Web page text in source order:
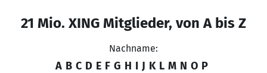
21 Mio. XING Mitglieder, von A bis Z
Nachname:
A B C D E F G H I J K L M N O P